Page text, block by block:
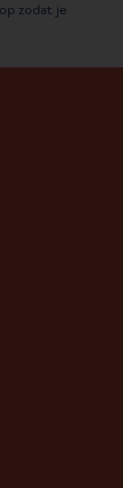
zodat je